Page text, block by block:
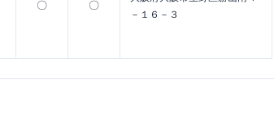
〇 〇
－１６－３